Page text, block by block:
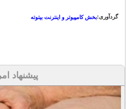
گردآوری:بخش کامپیوتر و اینترنت بیتوته
پیشنهاد